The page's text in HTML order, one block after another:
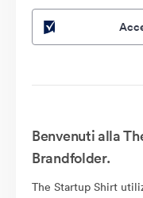
Benvenuti alla
Brandfolder.
The Startup Shirt